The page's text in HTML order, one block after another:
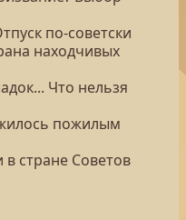
по-советски
находчивых
Что нельзя
пожилым
стране Советов